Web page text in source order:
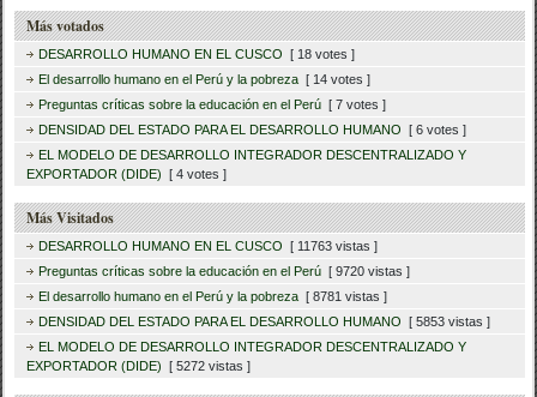
Más votados
DESARROLLO HUMANO EN EL CUSCO [ 18 votes ]
El desarrollo humano en el Perú y la pobreza [ 14 votes ]
Preguntas críticas sobre la educación en el Perú [ 7 votes ]
DENSIDAD DEL ESTADO PARA EL DESARROLLO HUMANO [ 6 votes ]
EL MODELO DE DESARROLLO INTEGRADOR DESCENTRALIZADO Y
EXPORTADOR (DIDE) [ 4 votes ]
Más Visitados
DESARROLLO HUMANO EN EL CUSCO [ 11763 vistas ]
Preguntas críticas sobre la educación en el Perú [ 9720 vistas ]
El desarrollo humano en el Perú y la pobreza [ 8781 vistas ]
DENSIDAD DEL ESTADO PARA EL DESARROLLO HUMANO [ 5853 vistas ]
EL MODELO DE DESARROLLO INTEGRADOR DESCENTRALIZADO Y
EXPORTADOR (DIDE) [ 5272 vistas ]